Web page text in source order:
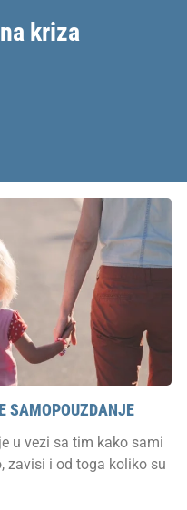
kriza
SAMOPOUZDANJE
u vezi sa tim kako sami
zavisi i od toga koliko su